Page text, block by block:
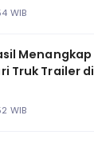
WIB
Menangkap
Truk Trailer di
WIB